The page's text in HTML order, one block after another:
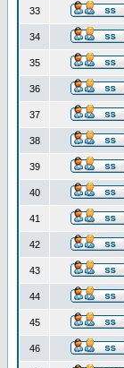
33
34
35
36
37
38
39
40
41
42
43
44
45
46